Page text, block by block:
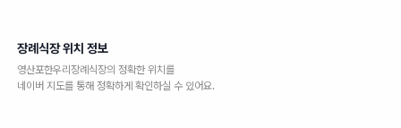
장례식장 위치 정보
영산포한우리장례식장의 정확한 위치를
네이버 지도를 통해 정확하게 확인하실 수 있어요.